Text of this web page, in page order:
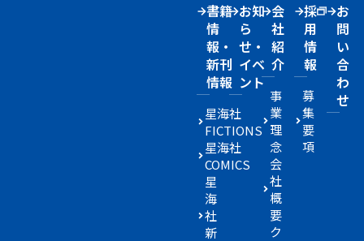
書籍
情
報・
新刊
情報
星海社
FICTIONS
星海社
COMICS
星
海
社
新
お知
ら
せ・
イベ
ント
会
社
紹
介
事
業
理
念
会
社
概
要
ク
採
用
情
報
募
集
要
項
お
問
い
合
わ
せ